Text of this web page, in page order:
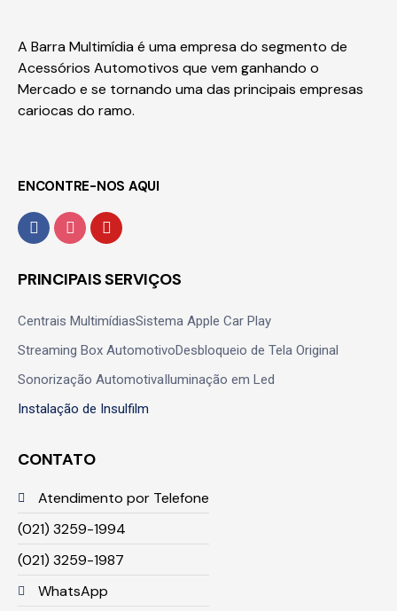
A Barra Multimídia é uma empresa do segmento de
Acessórios Automotivos que vem ganhando o
Mercado e se tornando uma das principais empresas
cariocas do ramo.
ENCONTRE-NOS AQUI
PRINCIPAIS SERVIÇOS
Centrais MultimídiasSistema Apple Car Play
Streaming Box AutomotivoDesbloqueio de Tela Original
Sonorização AutomotivaIluminação em Led
Instalação de Insulfilm
CONTATO
Atendimento por Telefone
(021) 3259-1994
(021) 3259-1987
WhatsApp